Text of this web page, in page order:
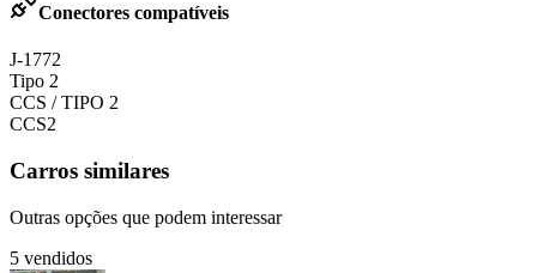
Conectores compatíveis
J-1772
Tipo 2
CCS / TIPO 2
CCS2
Carros similares
Outras opções que podem interessar
5 vendidos